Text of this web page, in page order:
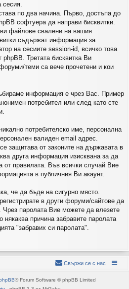
сесия.
по два начина. Първо, достъпа до
софтуера да направи бисквитки.
файлове свалени на вашия
съдържат информация за
на сесиите session-id, всичко това
Третата бисквитка Ви
теми са вече прочетени и кои
информация е чрез Вас. Пример
потребител или след като сте
потребителско име, персонална
валиден email адрес.
защитава от законите на държавата в
друга информация изисквана за да
от правилата. Във всички случай Вие
в публичния Ви акаунт.
че да бъде на сигурно място.
в други форуми/сайтове да
Чрез паролата Вие можете да влезете
някаква причина забравите паролата
"забравих си паролата".
Свържи се с нас
® Forum Software © phpBB Limited